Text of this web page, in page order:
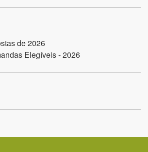
de 2026
Elegíveis - 2026